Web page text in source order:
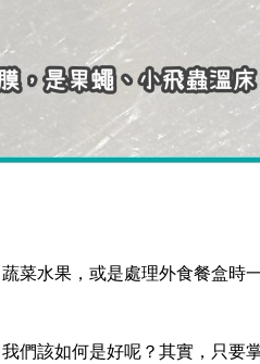
菜水果，或是處理外食餐盒時
們該如何是好呢？其實，只要